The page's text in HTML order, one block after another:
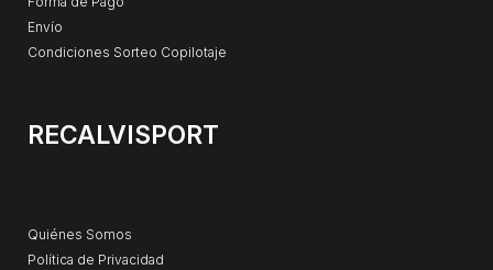
Envío
Condiciones Sorteo Copilotaje
RECALVISPORT
Quiénes Somos
Política de Privacidad